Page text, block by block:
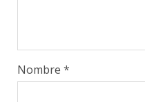
Nombre *